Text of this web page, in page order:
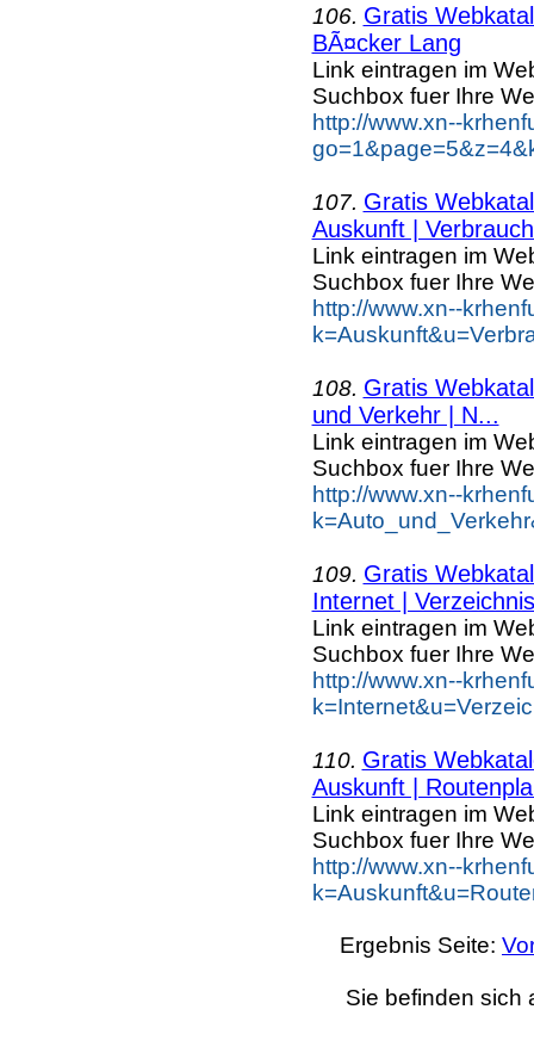
106. Gratis
BÃ¤cker Lang
Link eintragen im
Suchbox fuer Ihre
http://www.xn--
107. Gratis
Auskunft |
Link eintragen im
Suchbox fuer Ihre
http://www.xn--
108. Gratis
und Verkehr | N...
Link eintragen im
Suchbox fuer Ihre
http://www.xn--
109. Gratis
Internet | Verzeichnis
Link eintragen im
Suchbox fuer Ihre
http://www.xn--
110. Gratis
Auskunft |
Link eintragen im
Suchbox fuer Ihre
http://www.xn--
Ergebnis Seite:
Sie befinden sich